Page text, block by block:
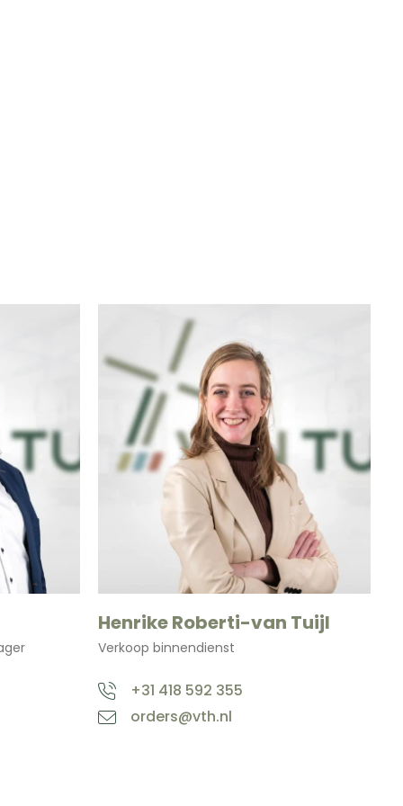
Henrike Roberti-van Tuijl
Verkoop binnendienst
+31 418 592 355
orders@vth.nl